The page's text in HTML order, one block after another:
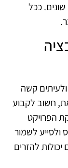
ככל
קשה
חשוב לקבוע
הפרויקט
לשמור
להזרים